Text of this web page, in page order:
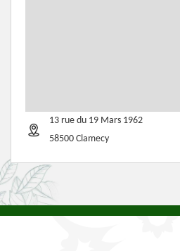
13 rue du 19 Mars 1962
58500 Clamecy